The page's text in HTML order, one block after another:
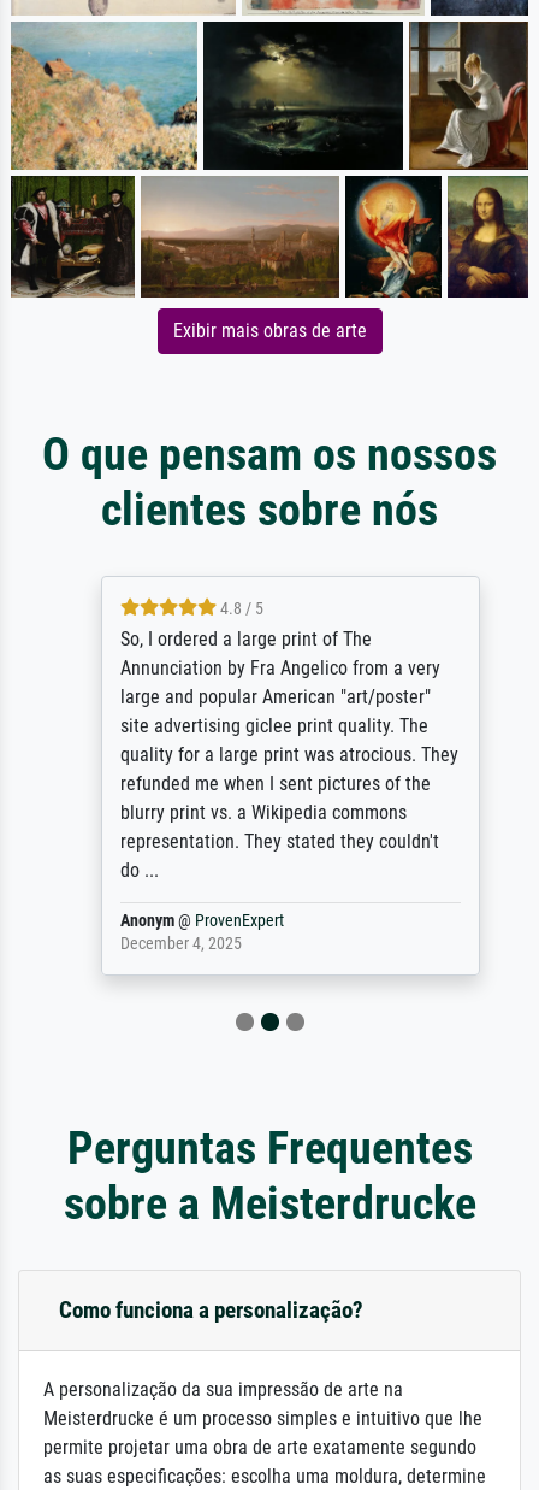
Exibir mais obras de arte
O que pensam os nossos
clientes sobre nós
4.8 / 5
So, I ordered a large print of The
Annunciation by Fra Angelico from a very
large and popular American "art/poster"
site advertising giclee print quality. The
quality for a large print was atrocious. They
refunded me when I sent pictures of the
blurry print vs. a Wikipedia commons
representation. They stated they couldn't
do ...
Anonym@ProvenExpert
December 4, 2025
Perguntas Frequentes
sobre a Meisterdrucke
Como funciona a personalização?
A personalização da sua impressão de arte na
Meisterdrucke é um processo simples e intuitivo que lhe
permite projetar uma obra de arte exatamente segundo
as suas especificações: escolha uma moldura, determine